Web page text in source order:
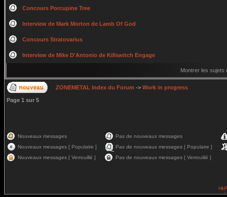
Concours Porcupine Tree
Interview de Mark Morton de Lamb Of God
Concours Stratovarius
Interview de Mike D'Antonio de Killswitch Engage
Montrer les sujets
ZONEMETAL Index du Forum -> Work in progress
Page 1 sur 5
Nouveaux messages
Pas de nouveaux messages
Nouveaux messages [ Populaire ]
Pas de nouveaux messages [ Populaire ]
Nouveaux messages [ Verrouillé ]
Pas de nouveaux messages [ Verrouillé ]